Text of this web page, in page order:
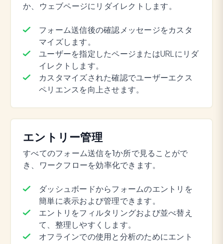
か、ウェブページにリダイレクトします。
フォーム送信後の確認メッセージをカスタ
マイズします。
ユーザーを指定したページまたはURLにリダ
イレクトします。
カスタマイズされた確認でユーザーエクス
ペリエンスを向上させます。
エントリー管理
すべてのフォーム送信を1か所で見ることがで
き、ワークフローを効率化できます。
ダッシュボードからフォームのエントリを
簡単に表示および管理できます。
エントリをフィルタリングおよび並べ替え
て、整理しやすくします。
オフラインでの使用と分析のためにエント